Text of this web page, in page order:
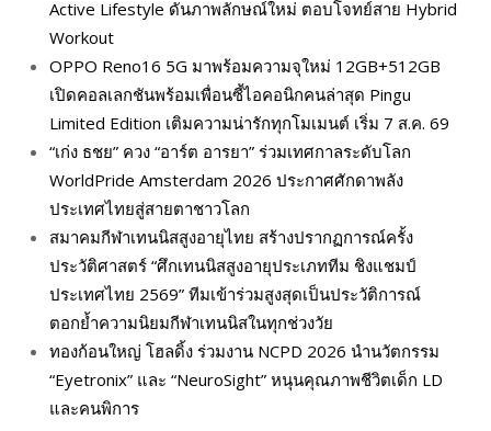
Active Lifestyle ดันภาพลักษณ์ใหม่ ตอบโจทย์สาย Hybrid
Workout
OPPO Reno16 5G มาพร้อมความจุใหม่ 12GB+512GB
เปิดคอลเลกชันพร้อมเพื่อนซี้ไอคอนิกคนล่าสุด Pingu
Limited Edition เติมความน่ารักทุกโมเมนต์ เริ่ม 7 ส.ค. 69
“เก่ง ธชย” ควง “อาร์ต อารยา” ร่วมเทศกาลระดับโลก
WorldPride Amsterdam 2026 ประกาศศักดาพลัง
ประเทศไทยสู่สายตาชาวโลก
สมาคมกีฬาเทนนิสสูงอายุไทย สร้างปรากฏการณ์ครั้ง
ประวัติศาสตร์ “ศึกเทนนิสสูงอายุประเภททีม ชิงแชมป์
ประเทศไทย 2569” ทีมเข้าร่วมสูงสุดเป็นประวัติการณ์
ตอกย้ำความนิยมกีฬาเทนนิสในทุกช่วงวัย
ทองก้อนใหญ่ โฮลดิ้ง ร่วมงาน NCPD 2026 นำนวัตกรรม
“Eyetronix” และ “NeuroSight” หนุนคุณภาพชีวิตเด็ก LD
และคนพิการ